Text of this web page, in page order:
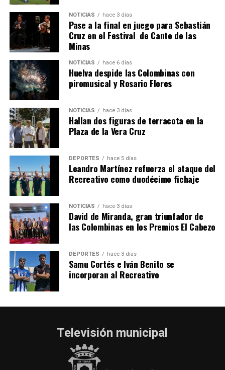
6º DÍA DE LAS FIESTAS COLOMBINAS 2026
hace 6 días Huelvatv
QUINTA CORRIDA DE LAS FIESTAS COLOMBINAS
2026
hace 1 semana ·Huelvatv
NOTICIAS hace 3 días
Pase a la final en juego para Sebastián
Cruz en el Festival de Cante de las
Minas
NOTICIAS hace 6 días
Huelva despide las Colombinas con
piromusical y Rosario Flores
NOTICIAS hace 3 días
Hallan dos figuras de terracota en la
Plaza de la Vera Cruz
DEPORTES hace 5 días
Leandro Martínez refuerza el ataque del
Recreativo como duodécimo fichaje
NOTICIAS hace 3 días
David de Miranda, gran triunfador de
las Colombinas en los Premios El Cabezo
DEPORTES hace 3 días
Samu Cortés e Iván Benito se
incorporan al Recreativo
Televisión municipal